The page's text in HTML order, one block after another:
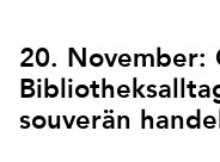
20. November:
souverän